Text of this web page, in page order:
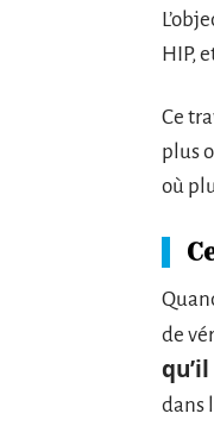
HIP,
Ce
plus
où
de
dans